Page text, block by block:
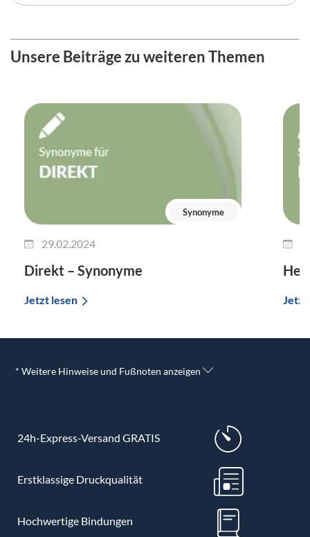
Unsere Beiträge zu weiteren Themen
Synonyme
29.02.2024
Direkt – Synonyme
Jetzt lesen Jetzt
* Weitere Hinweise und Fußnoten anzeigen
24h-Express-Versand GRATIS
Erstklassige Druckqualität
Hochwertige Bindungen